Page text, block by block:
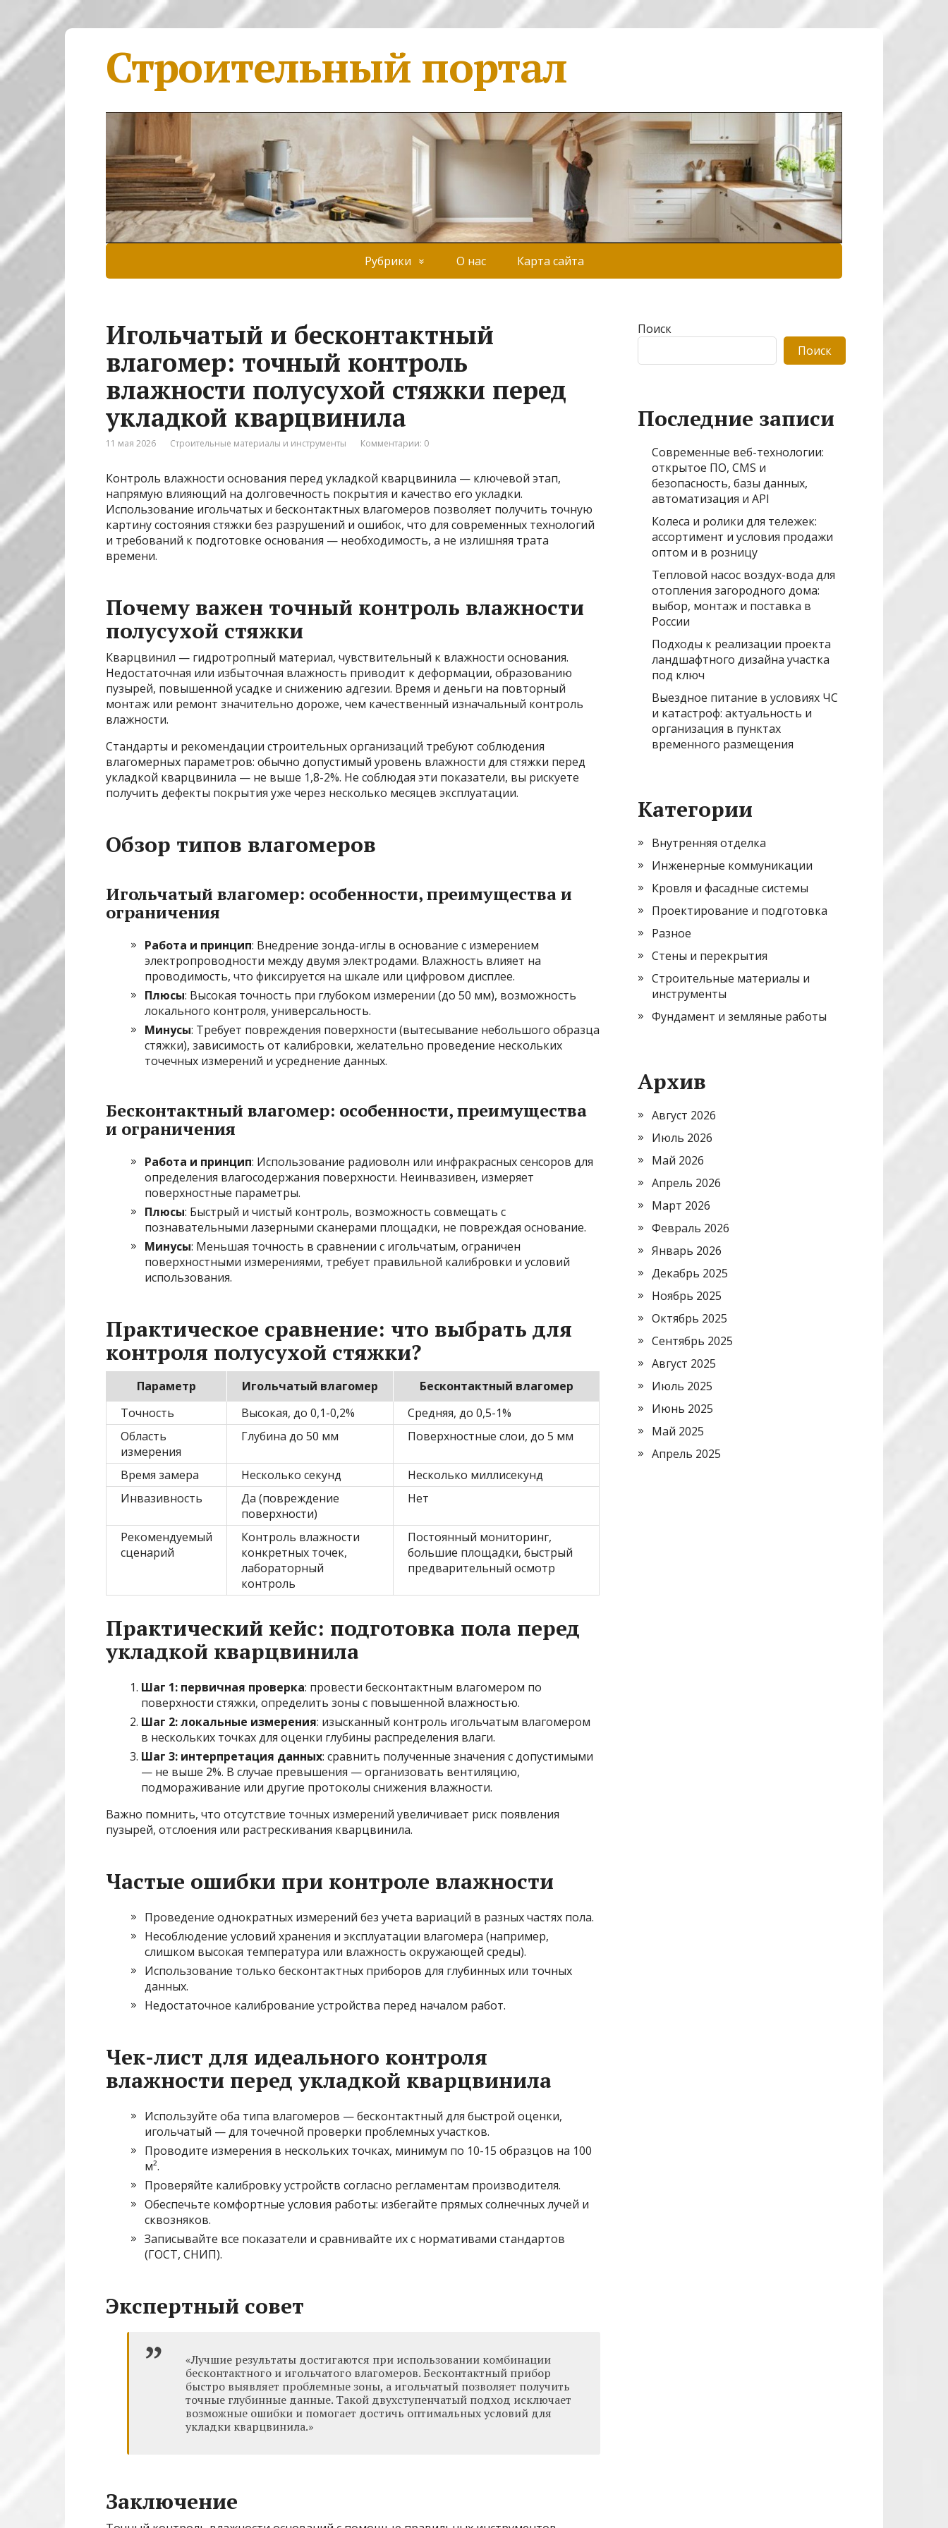
Строительный портал
Рубрики О нас Карта сайта
Игольчатый и бесконтактный
влагомер: точный контроль
влажности полусухой стяжки перед
укладкой кварцвинила
11 мая 2026 Строительные материалы и инструменты Комментарии: 0
Контроль влажности основания перед укладкой кварцвинила — ключевой этап,
напрямую влияющий на долговечность покрытия и качество его укладки.
Использование игольчатых и бесконтактных влагомеров позволяет получить точную
картину состояния стяжки без разрушений и ошибок, что для современных технологий
и требований к подготовке основания — необходимость, а не излишняя трата
времени.
Почему важен точный контроль влажности
полусухой стяжки
Кварцвинил — гидротропный материал, чувствительный к влажности основания.
Недостаточная или избыточная влажность приводит к деформации, образованию
пузырей, повышенной усадке и снижению адгезии. Время и деньги на повторный
монтаж или ремонт значительно дороже, чем качественный изначальный контроль
влажности.
Стандарты и рекомендации строительных организаций требуют соблюдения
влагомерных параметров: обычно допустимый уровень влажности для стяжки перед
укладкой кварцвинила — не выше 1,8-2%. Не соблюдая эти показатели, вы рискуете
получить дефекты покрытия уже через несколько месяцев эксплуатации.
Обзор типов влагомеров
Игольчатый влагомер: особенности, преимущества и
ограничения
Работа и принцип: Внедрение зонда-иглы в основание с измерением
электропроводности между двумя электродами. Влажность влияет на
проводимость, что фиксируется на шкале или цифровом дисплее.
Плюсы: Высокая точность при глубоком измерении (до 50 мм), возможность
локального контроля, универсальность.
Минусы: Требует повреждения поверхности (вытесывание небольшого образца
стяжки), зависимость от калибровки, желательно проведение нескольких
точечных измерений и усреднение данных.
Бесконтактный влагомер: особенности, преимущества
и ограничения
Работа и принцип: Использование радиоволн или инфракрасных сенсоров для
определения влагосодержания поверхности. Неинвазивен, измеряет
поверхностные параметры.
Плюсы: Быстрый и чистый контроль, возможность совмещать с
познавательными лазерными сканерами площадки, не повреждая основание.
Минусы: Меньшая точность в сравнении с игольчатым, ограничен
поверхностными измерениями, требует правильной калибровки и условий
использования.
Практическое сравнение: что выбрать для
контроля полусухой стяжки?
Параметр Игольчатый влагомер
Бесконтактный влагомер
Точность
Высокая, до 0,1-0,2%
Средняя, до 0,5-1%
Область
измерения
Глубина до 50 мм Поверхностные слои, до 5 мм
Время замера Несколько секунд
Несколько миллисекунд
Инвазивность
Да (повреждение
поверхности)
Нет
Рекомендуемый
сценарий
Контроль влажности
конкретных точек,
лабораторный
контроль
Постоянный мониторинг,
большие площадки, быстрый
предварительный осмотр
Практический кейс: подготовка пола перед
укладкой кварцвинила
Шаг 1: первичная проверка: провести бесконтактным влагомером по
поверхности стяжки, определить зоны с повышенной влажностью.
Шаг 2: локальные измерения: изысканный контроль игольчатым влагомером
в нескольких точках для оценки глубины распределения влаги.
Шаг 3: интерпретация данных: сравнить полученные значения с допустимыми
— не выше 2%. В случае превышения — организовать вентиляцию,
подмораживание или другие протоколы снижения влажности.
Важно помнить, что отсутствие точных измерений увеличивает риск появления
пузырей, отслоения или растрескивания кварцвинила.
Частые ошибки при контроле влажности
Проведение однократных измерений без учета вариаций в разных частях пола.
Несоблюдение условий хранения и эксплуатации влагомера (например,
слишком высокая температура или влажность окружающей среды).
Использование только бесконтактных приборов для глубинных или точных
данных.
Недостаточное калибрование устройства перед началом работ.
Чек-лист для идеального контроля
влажности перед укладкой кварцвинила
Используйте оба типа влагомеров — бесконтактный для быстрой оценки,
игольчатый — для точечной проверки проблемных участков.
Проводите измерения в нескольких точках, минимум по 10-15 образцов на 100
м².
Проверяйте калибровку устройств согласно регламентам производителя.
Обеспечьте комфортные условия работы: избегайте прямых солнечных лучей и
сквозняков.
Записывайте все показатели и сравнивайте их с нормативами стандартов
(ГОСТ, СНИП).
Экспертный совет
«Лучшие результаты достигаются при использовании комбинации
бесконтактного и игольчатого влагомеров. Бесконтактный прибор
быстро выявляет проблемные зоны, а игольчатый позволяет получить
точные глубинные данные. Такой двухступенчатый подход исключает
возможные ошибки и помогает достичь оптимальных условий для
укладки кварцвинила.»
Заключение
Поиск
Поиск
Последние записи
Современные веб-технологии:
открытое ПО, CMS и
безопасность, базы данных,
автоматизация и API
Колеса и ролики для тележек:
ассортимент и условия продажи
оптом и в розницу
Тепловой насос воздух-вода для
отопления загородного дома:
выбор, монтаж и поставка в
России
Подходы к реализации проекта
ландшафтного дизайна участка
под ключ
Выездное питание в условиях ЧС
и катастроф: актуальность и
организация в пунктах
временного размещения
Категории
Внутренняя отделка
Инженерные коммуникации
Кровля и фасадные системы
Проектирование и подготовка
Разное
Стены и перекрытия
Строительные материалы и
инструменты
Фундамент и земляные работы
Архив
Август 2026
Июль 2026
Май 2026
Апрель 2026
Март 2026
Февраль 2026
Январь 2026
Декабрь 2025
Ноябрь 2025
Октябрь 2025
Сентябрь 2025
Август 2025
Июль 2025
Июнь 2025
Май 2025
Апрель 2025